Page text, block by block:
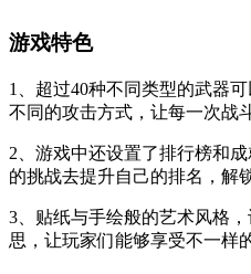
游戏特色
1、超过40种不同类型的武器
不同的攻击方式，让每一次战
2、游戏中还设置了排行榜和
的挑战去提升自己的排名，解
3、贴纸与手绘般的艺术风格
思，让玩家们能够享受不一样